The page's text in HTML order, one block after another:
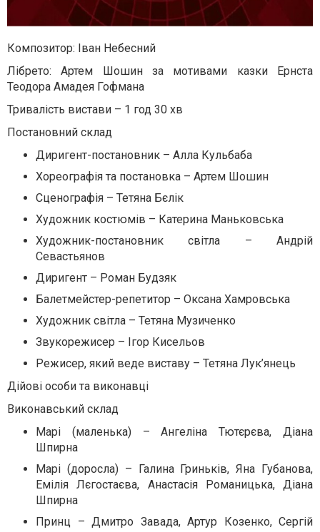
Композитор: Іван Небесний
Лібрето: Артем Шошин за мотивами казки Ернста
Теодора Амадея Гофмана
Тривалість вистави – 1 год 30 хв
Постановний склад
Диригент-постановник – Алла Кульбаба
Хореографія та постановка – Артем Шошин
Сценографія – Тетяна Бєлік
Художник костюмів – Катерина Маньковська
Художник-постановник світла – Андрій
Севастьянов
Диригент – Роман Будзяк
Балетмейстер-репетитор – Оксана Хамровська
Художник світла – Тетяна Музиченко
Звукорежисер – Ігор Кисельов
Режисер, який веде виставу – Тетяна Лук’янець
Дійові особи та виконавці
Виконавський склад
Марі (маленька) – Ангеліна Тютєрєва, Діана
Шпирна
Марі (доросла) – Галина Гриньків, Яна Губанова,
Емілія Лєгостаєва, Анастасія Романицька, Діана
Шпирна
Принц – Дмитро Завада, Артур Козенко, Сергій